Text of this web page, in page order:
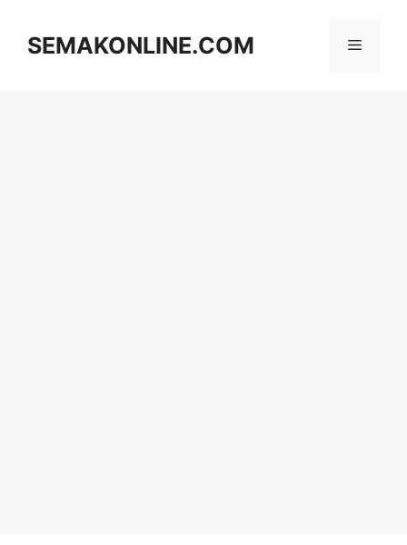
contentSEMAKONLINE.COM Menu